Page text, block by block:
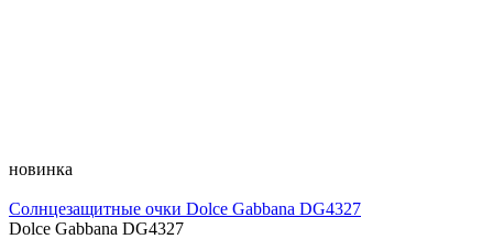
новинка
Солнцезащитные очки Dolce Gabbana DG4327
Dolce Gabbana DG4327